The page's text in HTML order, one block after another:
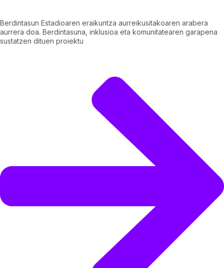
Berdintasun Estadioaren eraikuntza aurreikusitakoaren arabera
aurrera doa. Berdintasuna, inklusioa eta komunitatearen garapena
sustatzen dituen proiektu